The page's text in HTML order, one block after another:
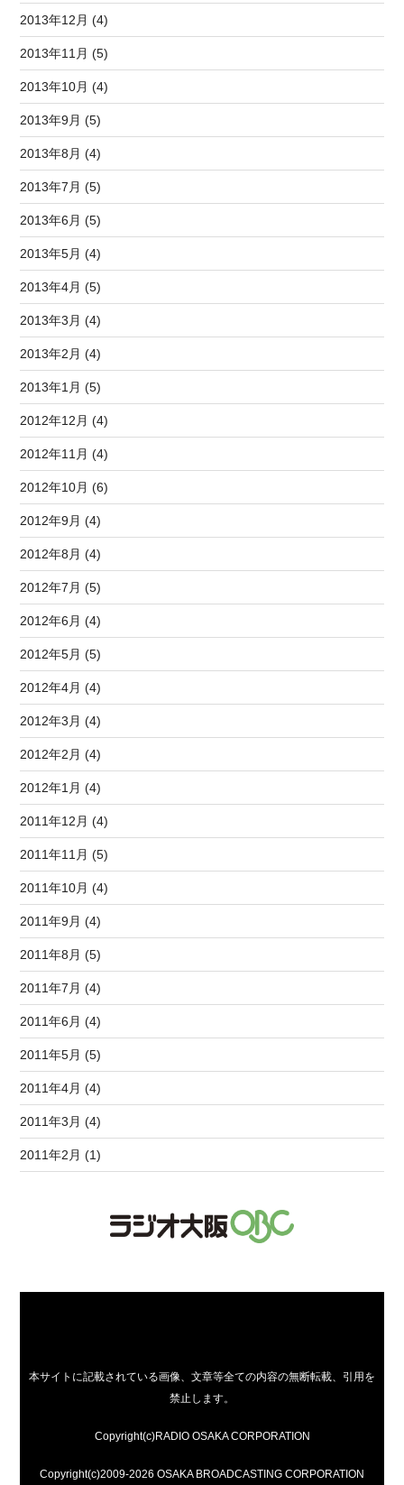
2013年12月 (4)
2013年11月 (5)
2013年10月 (4)
2013年9月 (5)
2013年8月 (4)
2013年7月 (5)
2013年6月 (5)
2013年5月 (4)
2013年4月 (5)
2013年3月 (4)
2013年2月 (4)
2013年1月 (5)
2012年12月 (4)
2012年11月 (4)
2012年10月 (6)
2012年9月 (4)
2012年8月 (4)
2012年7月 (5)
2012年6月 (4)
2012年5月 (5)
2012年4月 (4)
2012年3月 (4)
2012年2月 (4)
2012年1月 (4)
2011年12月 (4)
2011年11月 (5)
2011年10月 (4)
2011年9月 (4)
2011年8月 (5)
2011年7月 (4)
2011年6月 (4)
2011年5月 (5)
2011年4月 (4)
2011年3月 (4)
2011年2月 (1)
本サイトに記載されている画像、文章等全ての内容の無断転載、引用を
禁止します。
Copyright(c)RADIO OSAKA CORPORATION
Copyright(c)2009-2026 OSAKA BROADCASTING CORPORATION